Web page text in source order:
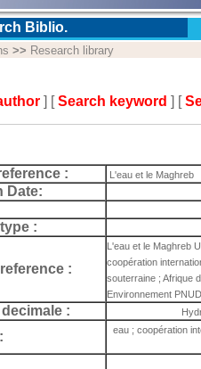
Biblio.
>> Research library
] [Search keyword ] [
: L'eau et le Maghreb
Date:
:
:
L'eau et le Maghreb
coopération
souterraine ; Afrique
Environnement PNUD
:
eau ; coopération